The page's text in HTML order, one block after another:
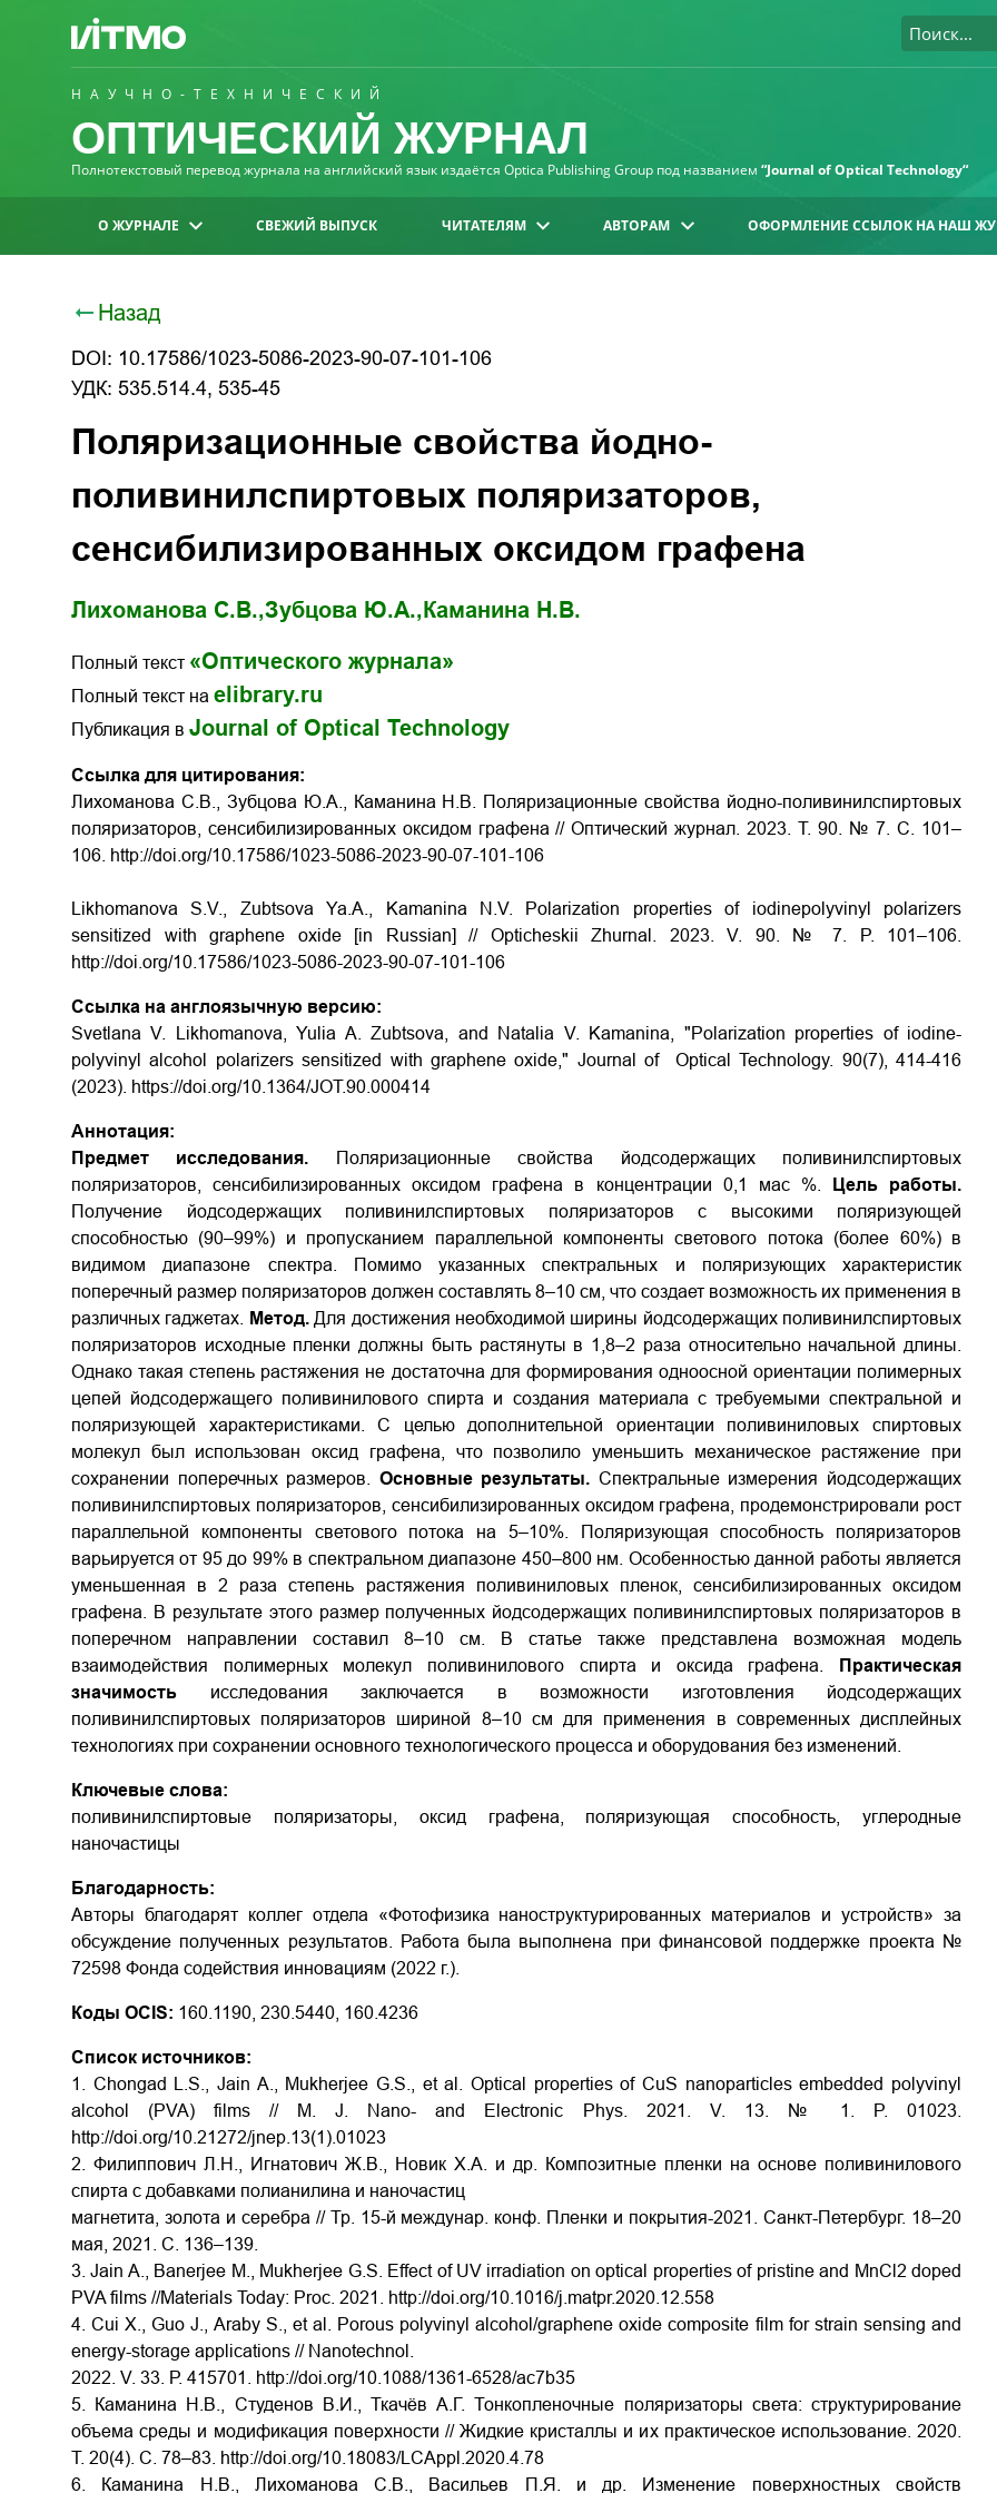
НАУЧНО-ТЕХНИЧЕСКИЙ
ОПТИЧЕСКИЙ ЖУРНАЛ
Полнотекстовый перевод журнала на английский язык издаётся Optica Publishing Group под названием “Journal of Optical Technology“
О ЖУРНАЛЕ СВЕЖИЙ ВЫПУСК ЧИТАТЕЛЯМ АВТОРАМ ОФОРМЛЕНИЕ ССЫЛОК НА НАШ
Назад
DOI: 10.17586/1023-5086-2023-90-07-101-106
УДК: 535.514.4, 535-45
Поляризационные свойства йодно-
поливинилспиртовых поляризаторов,
сенсибилизированных оксидом графена
Лихоманова С.В.,Зубцова Ю.А., Каманина Н.В.
Полный текст «Оптического журнала»
Полный текст на elibrary.ru
Публикация в Journal of Optical Technology
Ссылка для цитирования:
Лихоманова С.В., Зубцова Ю.А., Каманина Н.В. Поляризационные свойства йодно-поливинилспиртовых
поляризаторов, сенсибилизированных оксидом графена // Оптический журнал. 2023. Т. 90. № 7. С. 101–
106. http://doi.org/10.17586/1023-5086-2023-90-07-101-106
Likhomanova S.V., Zubtsova Ya.A., Kamanina N.V. Polarization properties of iodinepolyvinyl polarizers
sensitized with graphene oxide [in Russian] // Opticheskii Zhurnal. 2023. V. 90. № 7. P. 101–106.
http://doi.org/10.17586/1023-5086-2023-90-07-101-106
Ссылка на англоязычную версию:
Svetlana V. Likhomanova, Yulia A. Zubtsova, and Natalia V. Kamanina, "Polarization properties of iodine-
polyvinyl alcohol polarizers sensitized with graphene oxide," Journal of Optical Technology. 90(7), 414-416
(2023). https://doi.org/10.1364/JOT.90.000414
Аннотация:
Предмет исследования. Поляризационные свойства йодсодержащих поливинилспиртовых
поляризаторов, сенсибилизированных оксидом графена в концентрации 0,1 мас %.
Цель работы.
Получение йодсодержащих поливинилспиртовых поляризаторов с высокими поляризующей
способностью (90–99%) и пропусканием параллельной компоненты светового потока (более 60%) в
видимом диапазоне спектра. Помимо указанных спектральных и поляризующих характеристик
поперечный размер поляризаторов должен составлять 8–10 см, что создает возможность их применения в
различных гаджетах.
Метод.Для достижения необходимой ширины йодсодержащих поливинилспиртовых
поляризаторов исходные пленки должны быть растянуты в 1,8–2 раза относительно начальной длины.
Однако такая степень растяжения не достаточна для формирования одноосной ориентации полимерных
цепей йодсодержащего поливинилового спирта и создания материала с требуемыми спектральной и
поляризующей характеристиками. С целью дополнительной ориентации поливиниловых спиртовых
молекул был использован оксид графена, что позволило уменьшить механическое растяжение при
сохранении поперечных размеров. Основные результаты. Спектральные измерения йодсодержащих
поливинилспиртовых поляризаторов, сенсибилизированных оксидом графена, продемонстрировали рост
параллельной компоненты светового потока на 5–10%. Поляризующая способность поляризаторов
варьируется от 95 до 99% в спектральном диапазоне 450–800 нм. Особенностью данной работы является
уменьшенная в 2 раза степень растяжения поливиниловых пленок, сенсибилизированных оксидом
графена. В результате этого размер полученных йодсодержащих поливинилспиртовых поляризаторов в
поперечном направлении составил 8–10 см. В статье также представлена возможная модель
взаимодействия полимерных молекул поливинилового спирта и оксида графена.
Практическая
значимость исследования заключается в возможности изготовления йодсодержащих
поливинилспиртовых поляризаторов шириной 8–10 см для применения в современных дисплейных
технологиях при сохранении основного технологического процесса и оборудования без изменений.
Ключевые слова:
поливинилспиртовые поляризаторы, оксид графена, поляризующая способность, углеродные
наночастицы
Благодарность:
Авторы благодарят коллег отдела «Фотофизика наноструктурированных материалов и устройств» за
обсуждение полученных результатов. Работа была выполнена при финансовой поддержке проекта №
72598 Фонда содействия инновациям (2022 г.).
Коды OCIS: 160.1190, 230.5440, 160.4236
Список источников:
1. Chongad L.S., Jain A., Mukherjee G.S., et al. Optical properties of CuS nanoparticles embedded polyvinyl
alcohol (PVA) films // M. J. Nano- and Electronic Phys. 2021. V. 13. № 1. P. 01023.
http://doi.org/10.21272/jnep.13(1).01023
2. Филиппович Л.Н., Игнатович Ж.В., Новик Х.А. и др. Композитные пленки на основе поливинилового
спирта с добавками полианилина и наночастиц
магнетита, золота и серебра // Тр. 15-й междунар. конф. Пленки и покрытия-2021. Санкт-Петербург. 18–20
мая, 2021. С. 136–139.
3. Jain A., Banerjee M., Mukherjee G.S. Effect of UV irradiation on optical properties of pristine and MnCl2 doped
PVA films //Materials Today: Proc. 2021. http://doi.org/10.1016/j.matpr.2020.12.558
4. Cui X., Guo J., Araby S., et al. Porous polyvinyl alcohol/graphene oxide composite film for strain sensing and
energy-storage applications // Nanotechnol.
2022. V. 33. Р. 415701. http://doi.org/10.1088/1361-6528/ac7b35
5. Каманина Н.В., Студенов В.И., Ткачёв А.Г. Тонкопленочные поляризаторы света: структурирование
объема среды и модификация поверхности // Жидкие кристаллы и их практическое использование. 2020.
Т. 20(4). С. 78–83. http://doi.org/10.18083/LCAppl.2020.4.78
6. Каманина Н.В., Лихоманова С.В., Васильев П.Я. и др. Изменение поверхностных свойств